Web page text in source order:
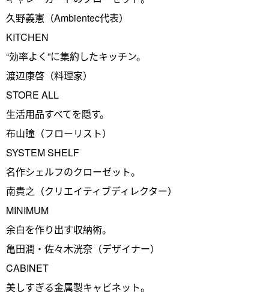
久野義憲（Ambientec代表）
KITCHEN
“効率よく”に集約したキッチン。
渡辺康啓（料理家）
STORE ALL
生活用品すべてを隠す。
布山瞳（フローリスト）
SYSTEM SHELF
名作シェルフのクローゼット。
南貴之（クリエイティブディレクター）
MINIMUM
余白を作り出す収納術。
亀田潤・佐々木洸奈（デザイナー）
CABINET
美しすぎる金属製キャビネット。